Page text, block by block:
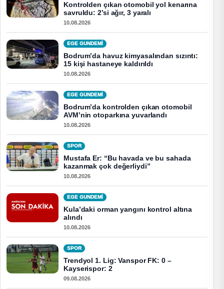
Kontrolden çıkan otomobil yol kenarına
savruldu: 2’si ağır, 3 yaralı
10.08.2026
EGE GUNDEMİ
Bodrum’da havuz kimyasalından sızıntı:
15 kişi hastaneye kaldırıldı
10.08.2026
EGE GUNDEMİ
Bodrum’da kontrolden çıkan otomobil
AVM’nin otoparkına yuvarlandı
10.08.2026
SPOR
Mustafa Er: “Bu havada ve bu sahada
kazanmak çok değerliydi”
10.08.2026
EGE GUNDEMİ
Kula’daki orman yangını kontrol altına
alındı
10.08.2026
SPOR
Trendyol 1. Lig: Vanspor FK: 0 –
Kayserispor: 2
09.08.2026